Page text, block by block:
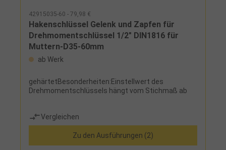
42915035-60 - 79,98 €
Hakenschlüssel Gelenk und Zapfen für
Drehmomentschlüssel 1/2" DIN1816 für
Muttern-D35-60mm
ab Werk
gehärtetBesonderheiten:Einstellwert des
Drehmomentschlüssels hängt vom Stichmaß ab
Vergleichen
Zu den Ausführungen (2)